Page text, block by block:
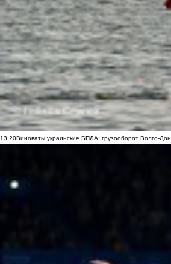
13:20Виноваты украинские БПЛА: грузооборот Волго-